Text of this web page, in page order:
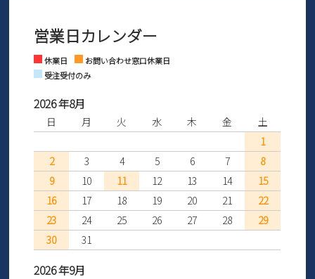
さい。
※土日祝はお問い合わせ窓口休業日となります。
Facebook Instagram
営業日カレンダー
休業日
お問い合わせ窓口休業日
受注受付のみ
2026 年8月
日 月 火 水 木 金
土
1
2
3 4 5 6 7
8
9
10 11 12 13 14
15
16
17 18 19 20 21
22
23
24 25 26 27 28
29
30
31
2026 年9月